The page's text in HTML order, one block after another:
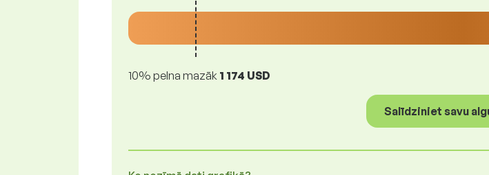
10% pelna mazāk 1 174 USD
Salīdziniet savu